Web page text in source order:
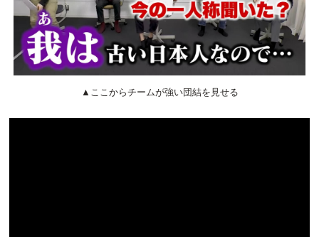
▲ここからチームが強い団結を見せる